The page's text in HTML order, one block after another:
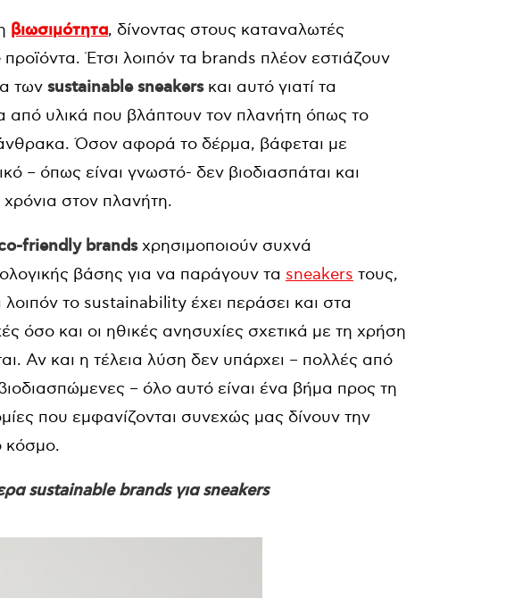
βιωσιμότητα, δίνοντας στους καταναλωτές
Έτσι λοιπόν τα brands πλέον εστιάζουν
των sustainable sneakersκαι αυτό γιατί τα
από υλικά που βλάπτουν τον πλανήτη όπως το
Όσον αφορά το δέρμα, βάφεται με
– όπως είναι γνωστό- δεν βιοδιασπάται και
στον πλανήτη.
friendly brandsχρησιμοποιούν συχνά
βάσης για να παράγουν τα sneakers τους,
λοιπόν το sustainability έχει περάσει και στα
όσο και οι ηθικές ανησυχίες σχετικά με τη χρήση
Αν και η τέλεια λύση δεν υπάρχει – πολλές από
– όλο αυτό είναι ένα βήμα προς τη
που εμφανίζονται συνεχώς μας δίνουν την
κόσμο.
sustainable brands για sneakers